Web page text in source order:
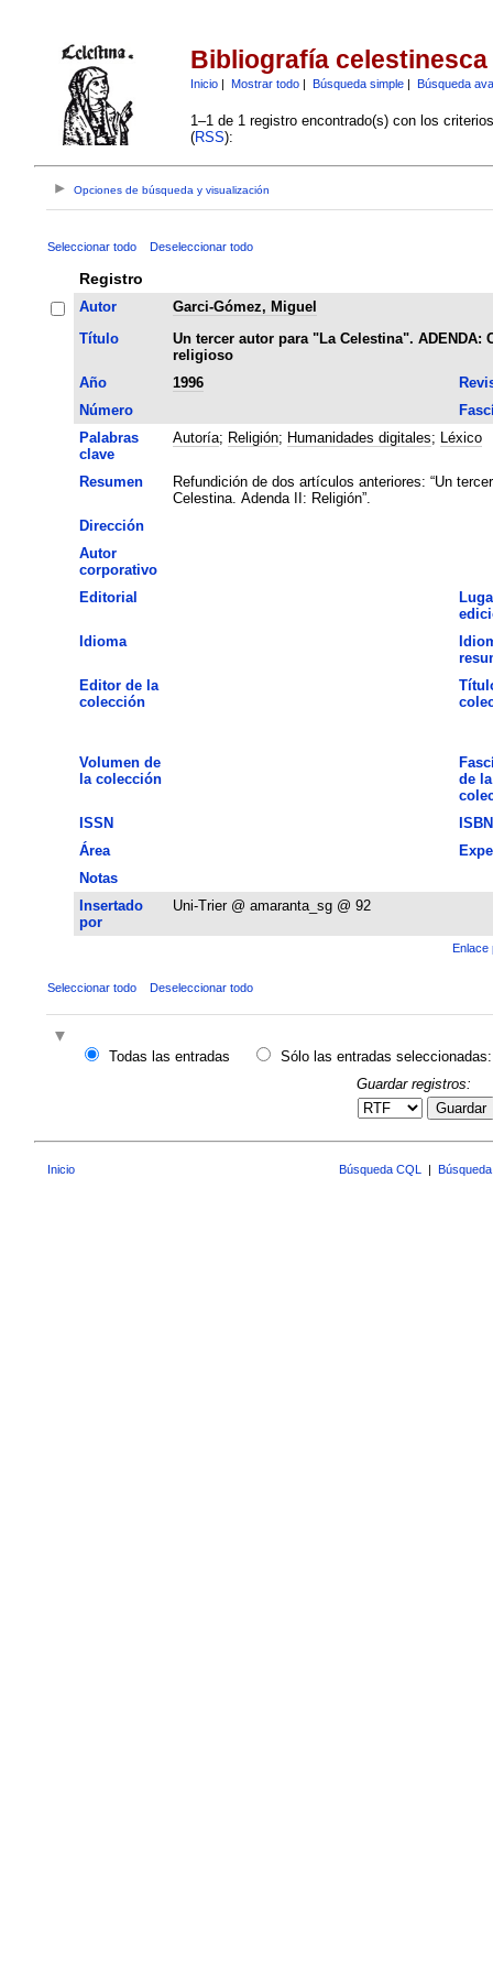
Bibliografía celestinesca
Inicio| Mostrar todo| Búsqueda simple| Búsqueda
1–1 de 1 registro encontrado(s) con los
(RSS):
Opciones de búsqueda y visualización
Seleccionar todo Deseleccionar todo
Registro
Autor
Garci-Gómez, Miguel
Título
Un tercer autor para "La Celestina". ADENDA:
religioso
Año
1996
Número
Palabras
clave
Autoría; Religión; Humanidades digitales; Léxico
Resumen
Refundición de dos artículos anteriores: “Un
Celestina. Adenda II: Religión”.
Dirección
Autor
corporativo
Editorial
Idioma
Editor de la
colección
Volumen de
la colección
de la
ISSN
ISBN
Área
Notas
Insertado
por
Uni-Trier @ amaranta_sg @ 92
Enlace
Seleccionar todo Deseleccionar todo
Todas las entradas
Sólo las entradas seleccionadas:
Guardar registros:
Guardar
Inicio Búsqueda CQL